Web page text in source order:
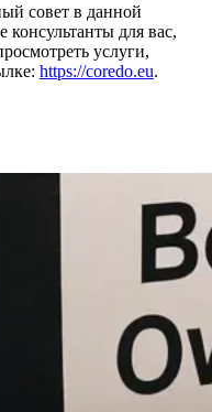
совет в данной
консультанты для вас,
услуги,
https://coredo.eu.